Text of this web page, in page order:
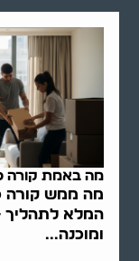
מה באמת קורה
מה ממש קורה
המלא לתהליך
ומוכנה...